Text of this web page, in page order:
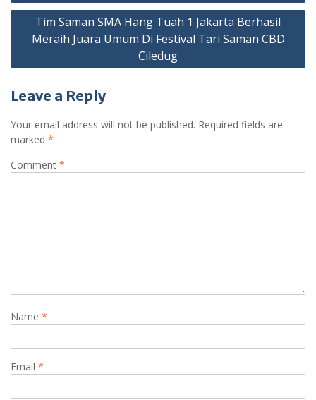
Tim Saman SMA Hang Tuah 1 Jakarta Berhasil
Meraih Juara Umum Di Festival Tari Saman CBD
Ciledug
Leave a Reply
Your email address will not be published. Required fields are
marked *
Comment *
Name *
Email *